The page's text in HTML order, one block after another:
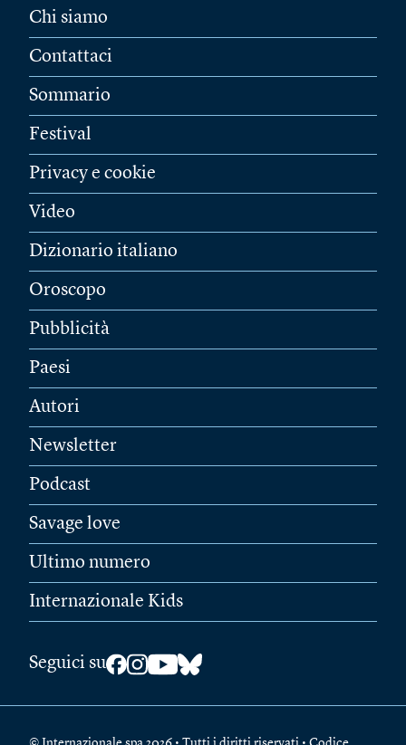
Chi siamo
Contattaci
Sommario
Festival
Privacy e cookie
Video
Dizionario italiano
Oroscopo
Pubblicità
Paesi
Autori
Newsletter
Podcast
Savage love
Ultimo numero
Internazionale Kids
Seguici su